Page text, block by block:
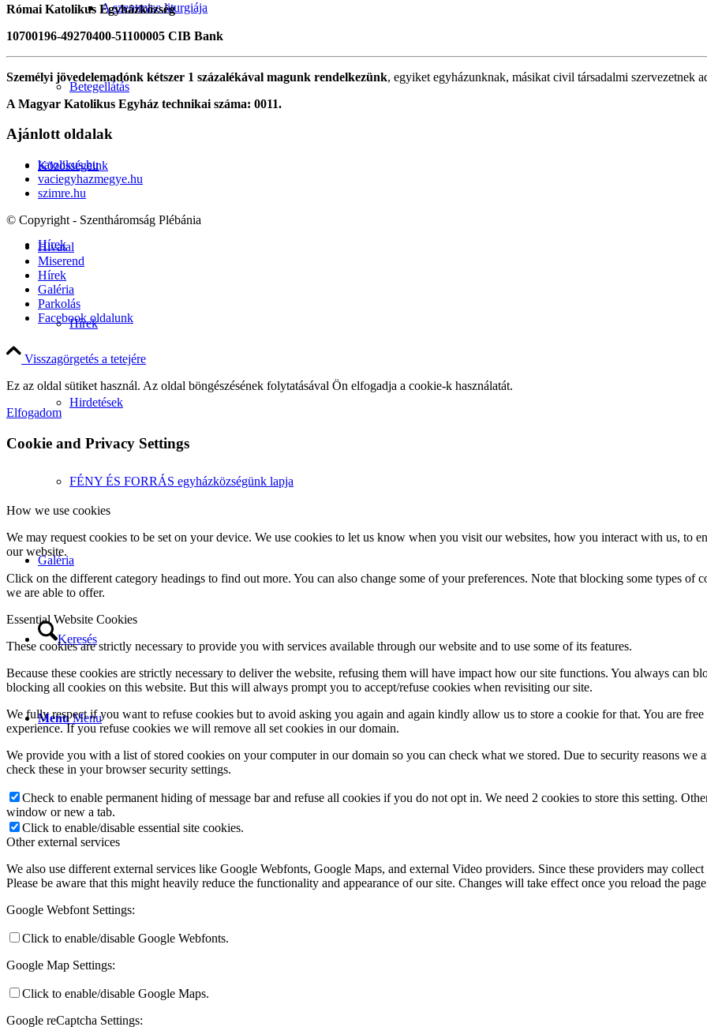
A szentmise liturgiája
Betegellátás
Közösségeink
Hírek
Hírek
Hirdetések
FÉNY ÉS FORRÁS egyházközségünk lapja
Galéria
Keresés
Menu Menu
Római Katolikus Egyházközség
10700196-49270400-51100005 CIB Bank
Személyi jövedelemadónk kétszer 1 százalékával magunk rendelkezünk, egyiket egyházunknak, másikat civil társadalmi szervezetnek
A Magyar Katolikus Egyház technikai száma: 0011.
Ajánlott oldalak
katolikus.hu
vaciegyhazmegye.hu
szimre.hu
© Copyright - Szentháromság Plébánia
Hivatal
Miserend
Hírek
Galéria
Parkolás
Facebook oldalunk
Visszagörgetés a tetejére
Ez az oldal sütiket használ. Az oldal böngészésének folytatásával Ön elfogadja a cookie-k használatát.
Elfogadom
Cookie and Privacy Settings
How we use cookies
We may request cookies to be set on your device. We use cookies to let us know when you visit our websites, how you interact with us, to
our website.
Click on the different category headings to find out more. You can also change some of your preferences. Note that blocking some types of
we are able to offer.
Essential Website Cookies
These cookies are strictly necessary to provide you with services available through our website and to use some of its features.
Because these cookies are strictly necessary to deliver the website, refusing them will have impact how our site functions. You always can
blocking all cookies on this website. But this will always prompt you to accept/refuse cookies when revisiting our site.
We fully respect if you want to refuse cookies but to avoid asking you again and again kindly allow us to store a cookie for that. You are
experience. If you refuse cookies we will remove all set cookies in our domain.
We provide you with a list of stored cookies on your computer in our domain so you can check what we stored. Due to security reasons we
check these in your browser security settings.
Check to enable permanent hiding of message bar and refuse all cookies if you do not opt in. We need 2 cookies to store this setting.
window or new a tab.
Click to enable/disable essential site cookies.
Other external services
We also use different external services like Google Webfonts, Google Maps, and external Video providers. Since these providers may
Please be aware that this might heavily reduce the functionality and appearance of our site. Changes will take effect once you reload the
Google Webfont Settings:
Click to enable/disable Google Webfonts.
Google Map Settings:
Click to enable/disable Google Maps.
Google reCaptcha Settings: